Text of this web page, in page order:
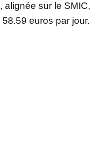
alignée sur le SMIC,
euros par jour.